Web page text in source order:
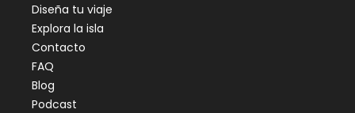
Diseña tu viaje
Explora la isla
Contacto
FAQ
Blog
Podcast